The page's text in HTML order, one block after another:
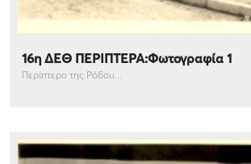
16η ΔΕΘ ΠΕΡΙΠΤΕΡΑ:Φωτογραφία 1
Περίπτερο της Ρόδου...